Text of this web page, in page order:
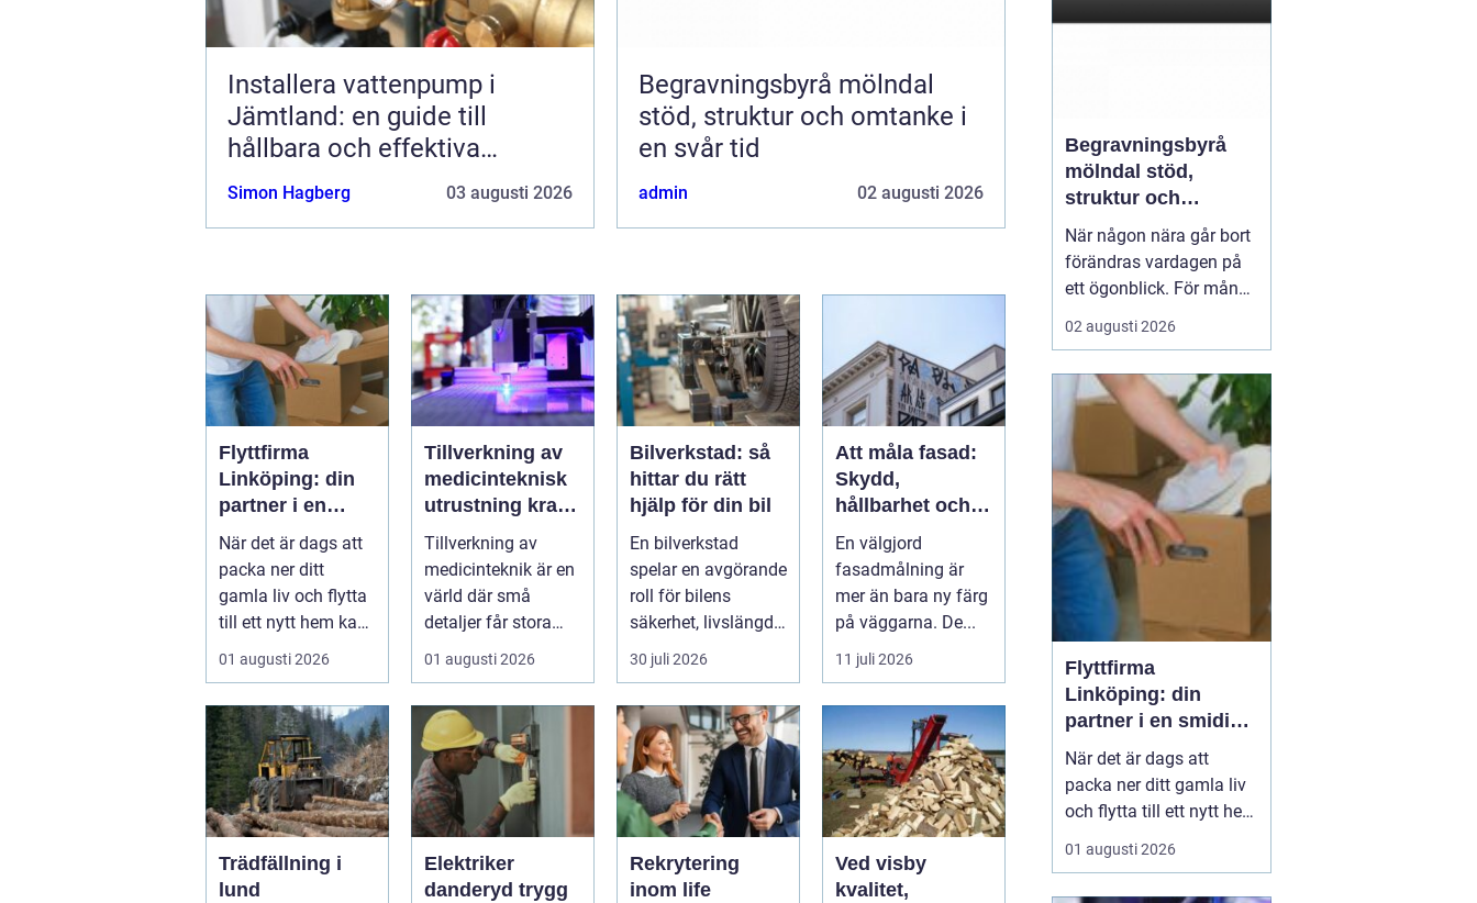
Installera vattenpump i
Jämtland: en guide till
hållbara och effektiva
lösningar
Simon Hagberg 03 augusti 2026
Begravningsbyrå mölndal
stöd, struktur och omtanke i
en svår tid
admin 02 augusti 2026
Flyttfirma
Linköping: din
partner i en
smidig flytt
När det är dags att
packa ner ditt
gamla liv och flytta
till ett nytt hem kan
det vara &ou...
01 augusti 2026
Tillverkning av
medicinteknisk
utrustning krav,
kvalitet och
precision
Tillverkning av
medicinteknik är en
värld där små
detaljer får stora
konsekvenser. En
liten avvikels...
01 augusti 2026
Bilverkstad: så
hittar du rätt
hjälp för din bil
En bilverkstad
spelar en avgörande
roll för bilens
säkerhet, livslängd
och andra...
30 juli 2026
Att måla fasad:
Skydd,
hållbarhet och
rätt teknik vid
fasadmålning
En välgjord
fasadmålning är
mer än bara ny färg
på väggarna. De...
11 juli 2026
Trädfällning i
lund
Elektriker
danderyd trygg
Rekrytering
inom life
Ved visby
kvalitet,
Begravningsbyrå
mölndal stöd,
struktur och
omtanke i en svår
tid
När någon nära går bort
förändras vardagen på
ett ögonblick. För många
i Mölndal blir första
frågan: var börjar man?
Mölndal hjälpertill att ta
hand om både d...
02 augusti 2026
Flyttfirma
Linköping: din
partner i en smidig
flytt
När det är dags att
packa ner ditt gamla liv
och flytta till ett nytt hem
kan det vara
överväldigande att tänka
01 augusti 2026